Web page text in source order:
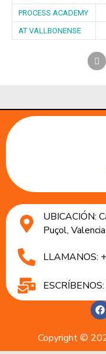
PROCESS ACADEMY
AT VALLBONENSE
UBICACIÓN:
Puçol, Valencia
LLAMANOS:
Copyright ©